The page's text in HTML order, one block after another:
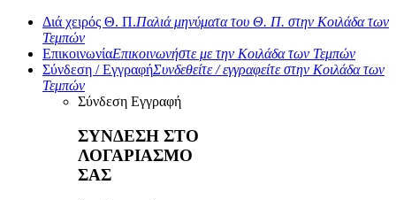
Διά χειρός Θ. Π.Παλιά μηνύματα του Θ. Π. στην Κοιλάδα των
Τεμπών
ΕπικοινωνίαΕπικοινωνήστε με την Κοιλάδα των Τεμπών
Σύνδεση / ΕγγραφήΣυνδεθείτε / εγγραφείτε στην Κοιλάδα των
Τεμπών
Σύνδεση Εγγραφή
ΣΥΝΔΕΣΗ ΣΤΟ
ΛΟΓΑΡΙΑΣΜΟ
ΣΑΣ